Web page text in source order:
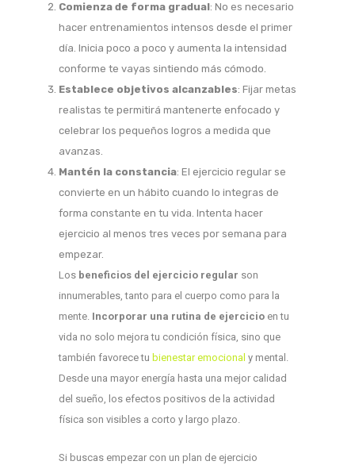
Comienza de forma gradual: No es necesario
hacer entrenamientos intensos desde el primer
día. Inicia poco a poco y aumenta la intensidad
conforme te vayas sintiendo más cómodo.
Establece objetivos alcanzables: Fijar metas
realistas te permitirá mantenerte enfocado y
celebrar los pequeños logros a medida que
avanzas.
Mantén la constancia: El ejercicio regular se
convierte en un hábito cuando lo integras de
forma constante en tu vida. Intenta hacer
ejercicio al menos tres veces por semana para
empezar.
Los beneficios del ejercicio regular son
innumerables, tanto para el cuerpo como para la
mente. Incorporar una rutina de ejercicio en tu
vida no solo mejora tu condición física, sino que
también favorece tu bienestar emocional y mental.
Desde una mayor energía hasta una mejor calidad
del sueño, los efectos positivos de la actividad
física son visibles a corto y largo plazo.
Si buscas empezar con un plan de ejercicio